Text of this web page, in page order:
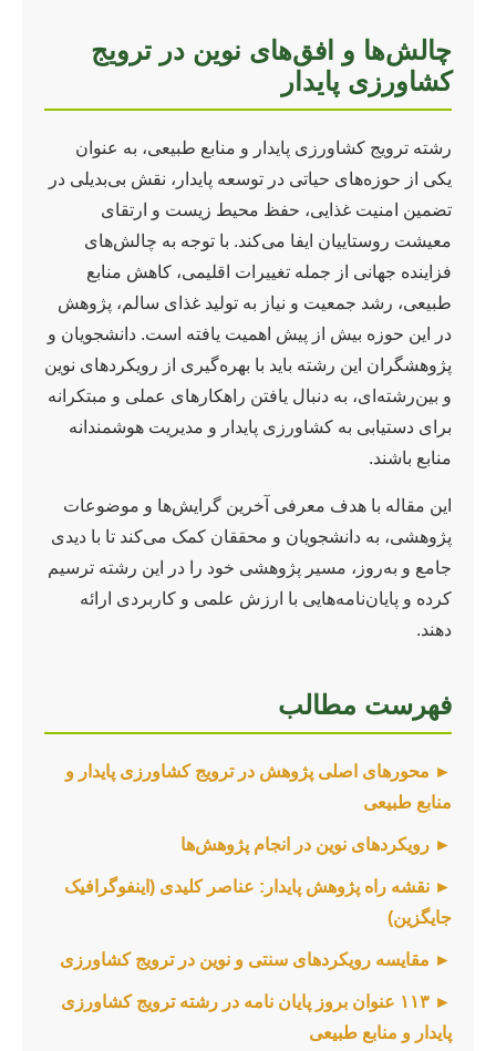
چالش‌ها و افق‌های نوین در ترویج
کشاورزی پایدار
رشته ترویج کشاورزی پایدار و منابع طبیعی، به عنوان
یکی از حوزه‌های حیاتی در توسعه پایدار، نقش بی‌بدیلی در
تضمین امنیت غذایی، حفظ محیط زیست و ارتقای
معیشت روستاییان ایفا می‌کند. با توجه به چالش‌های
فزاینده جهانی از جمله تغییرات اقلیمی، کاهش منابع
طبیعی، رشد جمعیت و نیاز به تولید غذای سالم، پژوهش
در این حوزه بیش از پیش اهمیت یافته است. دانشجویان و
پژوهشگران این رشته باید با بهره‌گیری از رویکردهای نوین
و بین‌رشته‌ای، به دنبال یافتن راهکارهای عملی و مبتکرانه
برای دستیابی به کشاورزی پایدار و مدیریت هوشمندانه
منابع باشند.
این مقاله با هدف معرفی آخرین گرایش‌ها و موضوعات
پژوهشی، به دانشجویان و محققان کمک می‌کند تا با دیدی
جامع و به‌روز، مسیر پژوهشی خود را در این رشته ترسیم
کرده و پایان‌نامه‌هایی با ارزش علمی و کاربردی ارائه
دهند.
فهرست مطالب
► محورهای اصلی پژوهش در ترویج کشاورزی پایدار و
منابع طبیعی
► رویکردهای نوین در انجام پژوهش‌ها
► نقشه راه پژوهش پایدار: عناصر کلیدی (اینفوگرافیک
جایگزین)
► مقایسه رویکردهای سنتی و نوین در ترویج کشاورزی
► ۱۱۳ عنوان بروز پایان نامه در رشته ترویج کشاورزی
پایدار و منابع طبیعی